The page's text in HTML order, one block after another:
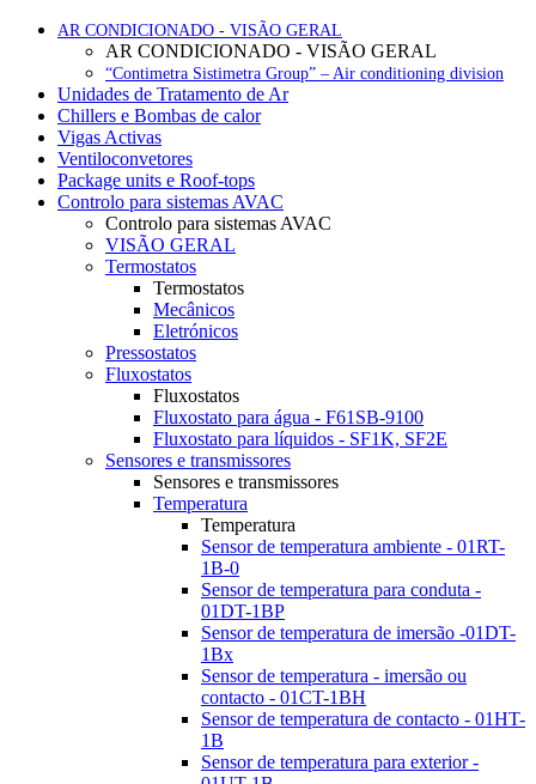
AR CONDICIONADO - VISÃO GERAL
AR CONDICIONADO - VISÃO GERAL
“Contimetra Sistimetra Group” – Air conditioning division
Unidades de Tratamento de Ar
Chillers e Bombas de calor
Vigas Activas
Ventiloconvetores
Package units e Roof-tops
Controlo para sistemas AVAC
Controlo para sistemas AVAC
VISÃO GERAL
Termostatos
Termostatos
Mecânicos
Eletrónicos
Pressostatos
Fluxostatos
Fluxostatos
Fluxostato para água - F61SB-9100
Fluxostato para líquidos - SF1K, SF2E
Sensores e transmissores
Sensores e transmissores
Temperatura
Temperatura
Sensor de temperatura ambiente - 01RT-
1B-0
Sensor de temperatura para conduta -
01DT-1BP
Sensor de temperatura de imersão -01DT-
1Bx
Sensor de temperatura - imersão ou
contacto - 01CT-1BH
Sensor de temperatura de contacto - 01HT-
1B
Sensor de temperatura para exterior -